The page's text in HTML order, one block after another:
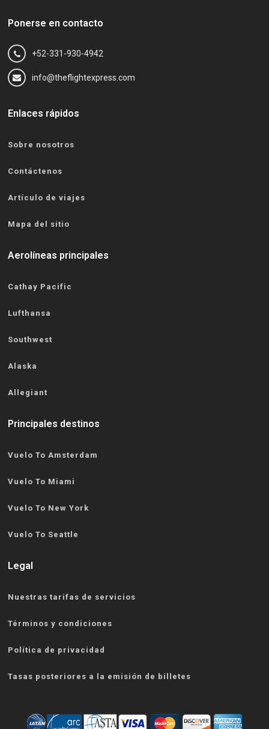
Ponerse en contacto
+52-331-930-4942
info@theflightexpress.com
Enlaces rápidos
Sobre nosotros
Contáctenos
Artículo de viajes
Mapa del sitio
Aerolíneas principales
Cathay Pacific
Lufthansa
Southwest
Alaska
Allegiant
Principales destinos
Vuelo To Amsterdam
Vuelo To Miami
Vuelo To New York
Vuelo To Seattle
Legal
Nuestras tarifas de servicios
Términos y condiciones
Política de privacidad
Tasas posteriores a la emisión de billetes